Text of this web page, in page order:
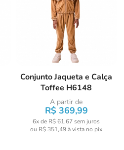
Conjunto Jaqueta e Calça
Toffee H6148
A partir de
R$ 369,99
6x de R$ 61,67sem juros
ou R$ 351,49à vista no pix